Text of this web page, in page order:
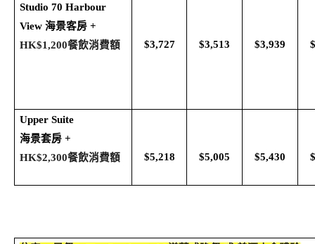
Studio 70 Harbour
View海景客房 +
HK$1,200餐飲消費額 $3,727 $3,513 $3,939
Upper Suite
海景套房 +
HK$2,300餐飲消費額 $5,218 $5,005 $5,430